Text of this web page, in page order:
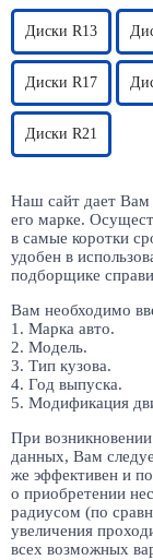
Диски R13
Диски R17
Диски R21
Наш сайт дает Вам
его марке.
в самые коротки
удобен в
подборщике
Вам необходимо
1. Марка авто.
2. Модель.
3. Тип кузова.
4. Год выпуска.
5. Модификация
При
данных, Вам
же эффективен и
о приобретении
радиусом (по
увеличения
всех возможных